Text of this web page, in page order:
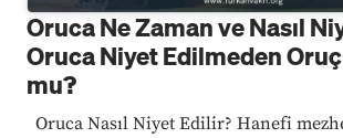
Oruca Ne Zaman ve Nasıl
Oruca Niyet Edilmeden
mu?
Oruca Nasıl Niyet Edilir? Hanefi